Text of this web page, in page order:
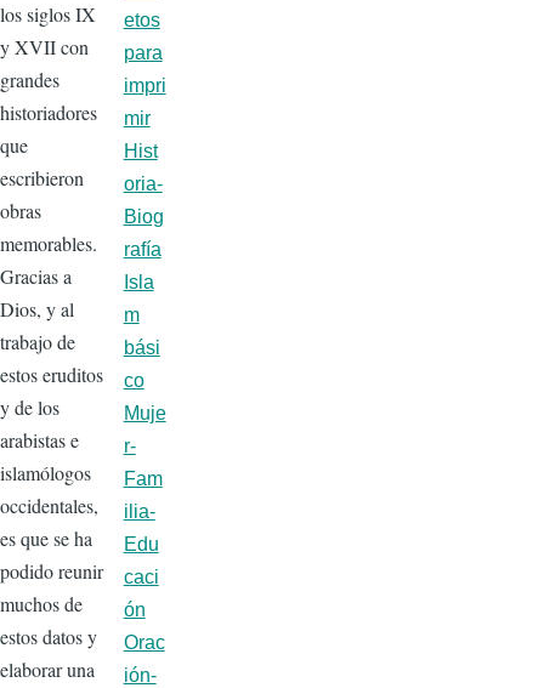
los siglos IX
y XVII con
grandes
historiadores
que
escribieron
obras
memorables.
Gracias a
Dios, y al
trabajo de
estos eruditos
y de los
arabistas e
islamólogos
occidentales,
es que se ha
podido reunir
muchos de
estos datos y
elaborar una
etos
para
impri
mir
Hist
oria-
Biog
rafía
Isla
m
bási
co
Muje
r-
Fam
ilia-
Edu
caci
ón
Orac
ión-